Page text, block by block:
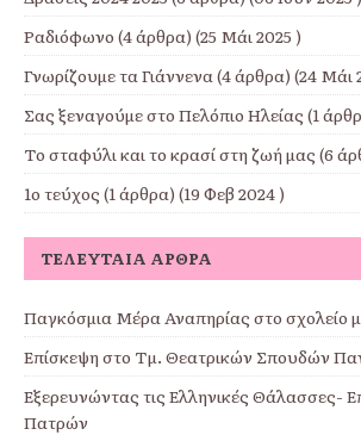
Ραδιόφωνο (4 άρθρα) (25 Μάι 2025 )
Γνωρίζουμε τα Γιάννενα (4 άρθρα) (24 Μάι
Σας ξεναγούμε στο Πελόπιο Ηλείας (1
Το σταφύλι και το κρασί στη ζωή μας (6
1ο τεύχος (1 άρθρα) (19 Φεβ 2024 )
ΤΕΛΕΥΤΑΊΑ ΆΡΘΡΑ
Παγκόσμια Μέρα Αναπηρίας στο σχολείο
Επίσκεψη στο Τμ. Θεατρικών Σπουδών
Εξερευνώντας τις Ελληνικές Θάλασσες-
Πατρών